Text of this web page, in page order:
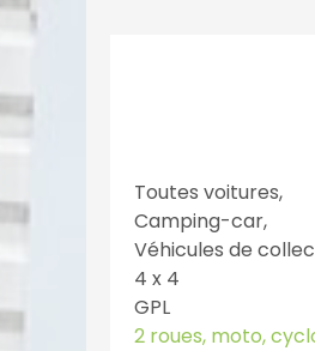
Toutes voitures,
Camping-car,
Véhicules de
4 x 4
GPL
2 roues, moto,